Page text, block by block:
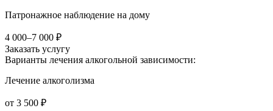
Патронажное наблюдение на дому
4 000–7 000 ₽
Заказать услугу
Варианты лечения алкогольной зависимости:
Лечение алкоголизма
от 3 500 ₽